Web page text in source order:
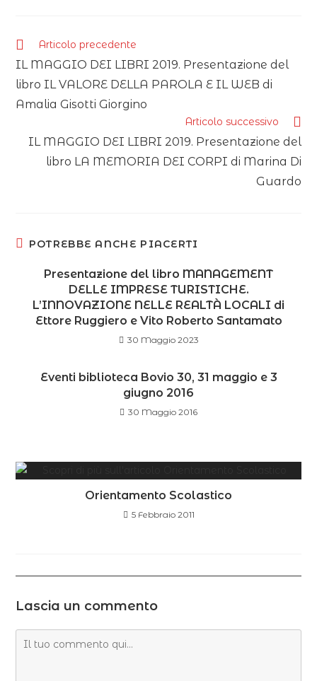
Articolo precedente
IL MAGGIO DEI LIBRI 2019. Presentazione del
libro IL VALORE DELLA PAROLA E IL WEB di
Amalia Gisotti Giorgino
Articolo successivo
IL MAGGIO DEI LIBRI 2019. Presentazione del
libro LA MEMORIA DEI CORPI di Marina Di
Guardo
POTREBBE ANCHE PIACERTI
Presentazione del libro MANAGEMENT
DELLE IMPRESE TURISTICHE.
L’INNOVAZIONE NELLE REALTÀ LOCALI di
Ettore Ruggiero e Vito Roberto Santamato
30 Maggio 2023
Eventi biblioteca Bovio 30, 31 maggio e 3
giugno 2016
30 Maggio 2016
Orientamento Scolastico
5 Febbraio 2011
Lascia un commento